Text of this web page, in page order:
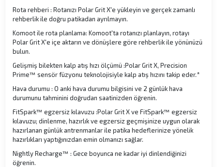
Rota rehberi : Rotanızı Polar Grit X'e yükleyin ve gerçek zamanlı
rehberlik ile doğru patikadan ayrılmayın.
Komoot ile rota planlama: Komoot'ta rotanızı planlayın, rotayı
Polar Grit X'e içe aktarın ve dönüşlere göre rehberlik ile yönünüzü
bulun.
Gelişmiş bilekten kalp atış hızı ölçümü :Polar Grit X, Precision
Prime™ sensör füzyonu teknolojisiyle kalp atış hızını takip eder.*
Hava durumu : O anki hava durumu bilgisini ve 2 günlük hava
durumunu tahminini doğrudan saatinizden öğrenin.
FitSpark™ egzersiz kılavuzu :Polar Grit X ve FitSpark™ egzersiz
kılavuzu; dinlenme, hazırlık ve egzersiz geçmişinize uygun olarak
hazırlanan günlük antrenmanlar ile patika hedeflerinize yönelik
hazırlıkları yaptığınızdan emin olmanızı sağlar.
Nightly Recharge™ : Gece boyunca ne kadar iyi dinlendiğinizi
öğrenin.